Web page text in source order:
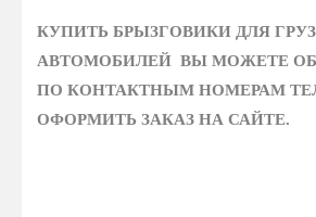
КУПИТЬ БРЫЗГОВИКИ ДЛЯ
АВТОМОБИЛЕЙ ВЫ МОЖЕТЕ
ПО КОНТАКТНЫМ НОМЕРАМ
ОФОРМИТЬ ЗАКАЗ НА САЙТЕ.